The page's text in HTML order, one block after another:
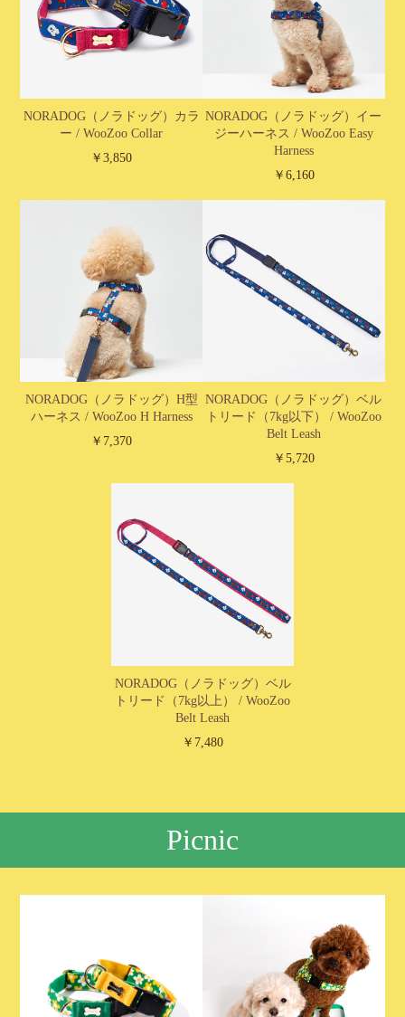
NORADOG（ノラドッグ）カラ
ー / WooZoo Collar
￥3,850
NORADOG（ノラドッグ）イー
ジーハーネス / WooZoo Easy
Harness
￥6,160
NORADOG（ノラドッグ）H型
ハーネス / WooZoo H Harness
￥7,370
NORADOG（ノラドッグ）ベル
トリード（7kg以下） / WooZoo
Belt Leash
￥5,720
NORADOG（ノラドッグ）ベル
トリード（7kg以上） / WooZoo
Belt Leash
￥7,480
Picnic